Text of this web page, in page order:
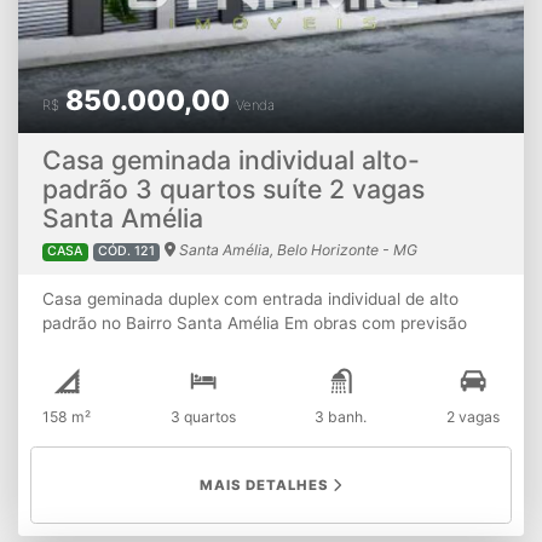
Casa geminada individual alto-
padrão 3 quartos suíte 2 vagas
Santa Amélia
CASA CÓD. 121 Santa Amélia, Belo Horizonte - MG
R$850.000,00Venda
Casa geminada duplex com entrada individual de alto
padrão no Bairro Santa Amélia Em obras com previsão
área total construída em um lote com 110 m². Imóvel com
otima disposição interna, composta de : - ⁠03 quartos
sendo 01 suíte; - ⁠01 banheiro social; - Sala ampla para 02
ambientes; - ⁠Lavabo; - ⁠Cozinha ampla; - ⁠Área externa
vagas de garagem; Excelente localização, próximo Av.
158 m² 3 quartos 3 banh. 2 vagas
MAIS DETALHES